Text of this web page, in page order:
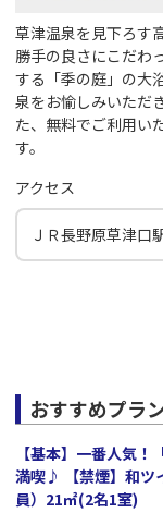
草津温泉を見下ろす
勝手の良さにこだわ
する「季の庭」の大
泉をお愉しみいただ
た、無料でご利用い
す。
アクセス
ＪＲ長野原草津口
おすすめプラ
【基本】一番人気
満喫♪ 【禁煙】和ツ
員）21㎡(2名1室)